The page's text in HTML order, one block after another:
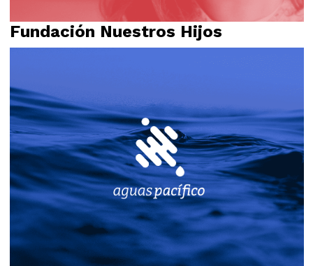
Identidad visual
Propósito
Relato
Fundación Nuestros Hijos